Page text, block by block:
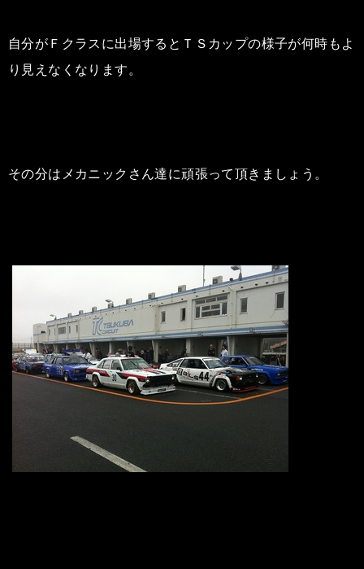
自分がＦクラスに出場するとＴＳカップの様子が何時もよ
り見えなくなります。
その分はメカニックさん達に頑張って頂きましょう。